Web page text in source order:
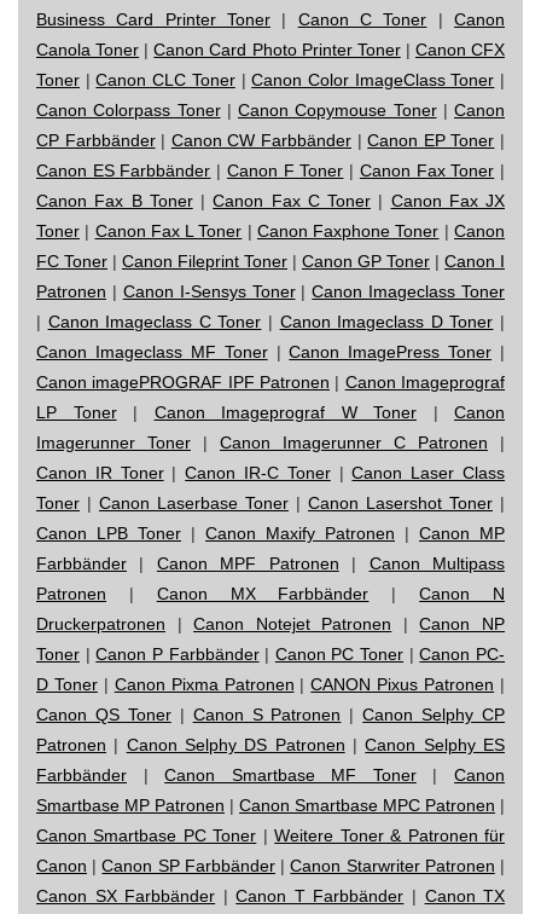
Business Card Printer Toner | Canon C Toner |Canon
Canola Toner |Canon Card Photo Printer Toner| Canon CFX
Toner |Canon CLC Toner|Canon Color ImageClass Toner |
Canon Colorpass Toner| Canon Copymouse Toner| Canon
CP Farbbänder| Canon CW Farbbänder |Canon EP Toner |
Canon ES Farbbänder | Canon F Toner | Canon Fax Toner |
Canon Fax B Toner|Canon Fax C Toner | Canon Fax JX
Toner | Canon Fax L Toner | Canon Faxphone Toner |Canon
FC Toner | Canon Fileprint Toner | Canon GP Toner | Canon I
Patronen | Canon I-Sensys Toner|Canon Imageclass Toner
| Canon Imageclass C Toner | Canon Imageclass D Toner |
Canon Imageclass MF Toner|Canon ImagePress Toner |
Canon imagePROGRAF IPF Patronen | Canon Imageprograf
LP Toner| Canon Imageprograf W Toner | Canon
Imagerunner Toner | Canon Imagerunner C Patronen |
Canon IR Toner|Canon IR-C Toner|Canon Laser Class
Toner | Canon Laserbase Toner | Canon Lasershot Toner |
Canon LPB Toner | Canon Maxify Patronen | Canon MP
Farbbänder | Canon MPF Patronen | Canon Multipass
Patronen | Canon MX Farbbänder |Canon N
Druckerpatronen |Canon Notejet Patronen |Canon NP
Toner |Canon P Farbbänder| Canon PC Toner |Canon PC-
D Toner| Canon Pixma Patronen |CANON Pixus Patronen |
Canon QS Toner| Canon S Patronen |Canon Selphy CP
Patronen | Canon Selphy DS Patronen |Canon Selphy ES
Farbbänder |Canon Smartbase MF Toner|Canon
Smartbase MP Patronen | Canon Smartbase MPC Patronen |
Canon Smartbase PC Toner |Weitere Toner & Patronen für
Canon |Canon SP Farbbänder|Canon Starwriter Patronen |
Canon SX Farbbänder |Canon T Farbbänder | Canon TX